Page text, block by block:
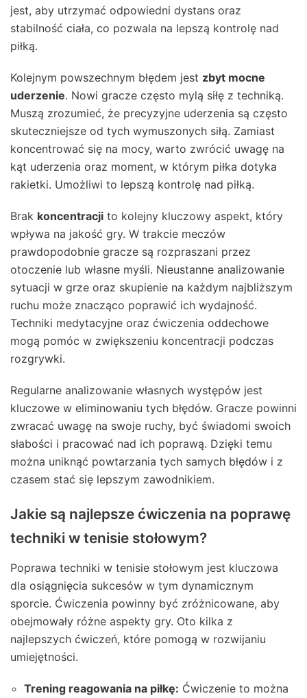
jest, aby utrzymać odpowiedni dystans oraz
stabilność ciała, co pozwala na lepszą kontrolę nad
piłką.
Kolejnym powszechnym błędem jest zbyt mocne
uderzenie. Nowi gracze często mylą siłę z techniką.
Muszą zrozumieć, że precyzyjne uderzenia są często
skuteczniejsze od tych wymuszonych siłą. Zamiast
koncentrować się na mocy, warto zwrócić uwagę na
kąt uderzenia oraz moment, w którym piłka dotyka
rakietki. Umożliwi to lepszą kontrolę nad piłką.
Brak koncentracji to kolejny kluczowy aspekt, który
wpływa na jakość gry. W trakcie meczów
prawdopodobnie gracze są rozpraszani przez
otoczenie lub własne myśli. Nieustanne analizowanie
sytuacji w grze oraz skupienie na każdym najbliższym
ruchu może znacząco poprawić ich wydajność.
Techniki medytacyjne oraz ćwiczenia oddechowe
mogą pomóc w zwiększeniu koncentracji podczas
rozgrywki.
Regularne analizowanie własnych występów jest
kluczowe w eliminowaniu tych błędów. Gracze powinni
zwracać uwagę na swoje ruchy, być świadomi swoich
słabości i pracować nad ich poprawą. Dzięki temu
można uniknąć powtarzania tych samych błędów i z
czasem stać się lepszym zawodnikiem.
Jakie są najlepsze ćwiczenia na poprawę
techniki w tenisie stołowym?
Poprawa techniki w tenisie stołowym jest kluczowa
dla osiągnięcia sukcesów w tym dynamicznym
sporcie. Ćwiczenia powinny być zróżnicowane, aby
obejmowały różne aspekty gry. Oto kilka z
najlepszych ćwiczeń, które pomogą w rozwijaniu
umiejętności.
Trening reagowania na piłkę: Ćwiczenie to można